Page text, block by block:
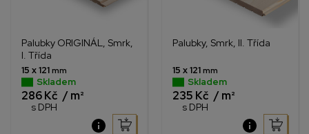
Palubky ORIGINÁL, Smrk,
I. Třída
15 x 121 mm
Skladem
286 Kč
s DPH
/ m²
Palubky, Smrk, II. Třída
15 x 121 mm
Skladem
235 Kč
s DPH
/ m²